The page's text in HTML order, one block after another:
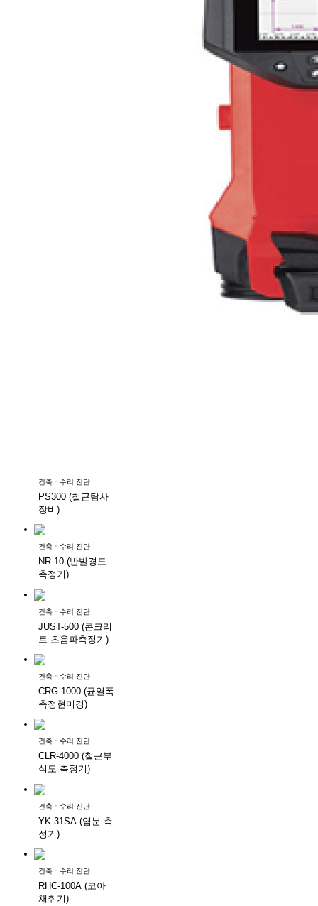
건축ㆍ수리 진단
PS300 (철근탐사
장비)
건축ㆍ수리 진단
NR-10 (반발경도
측정기)
건축ㆍ수리 진단
JUST-500 (콘크리
트 초음파측정기)
건축ㆍ수리 진단
CRG-1000 (균열폭
측정현미경)
건축ㆍ수리 진단
CLR-4000 (철근부
식도 측정기)
건축ㆍ수리 진단
YK-31SA (염분 측
정기)
건축ㆍ수리 진단
RHC-100A (코아
채취기)